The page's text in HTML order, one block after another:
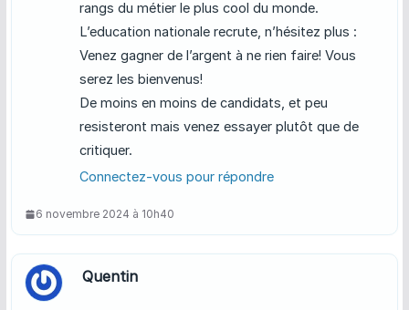
rangs du métier le plus cool du monde.
L’education nationale recrute, n’hésitez plus :
Venez gagner de l’argent à ne rien faire! Vous
serez les bienvenus!
De moins en moins de candidats, et peu
resisteront mais venez essayer plutôt que de
critiquer.
Connectez-vous pour répondre
6 novembre 2024 à 10h40
Quentin